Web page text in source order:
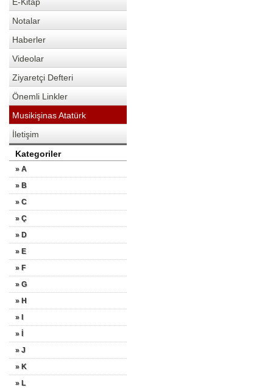
Notalar
Haberler
Videolar
Ziyaretçi Defteri
Önemli Linkler
Musikişinas Atatürk
İletişim
Kategoriler
» A
» B
» C
» Ç
» D
» E
» F
» G
» H
» I
» İ
» J
» K
» L